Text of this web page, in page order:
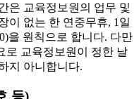
은 교육정보원의 업무 및
이 없는 한 연중무휴, 1일
을 원칙으로 합니다. 다만
로 교육정보원이 정한 날
지 아니합니다.
등)